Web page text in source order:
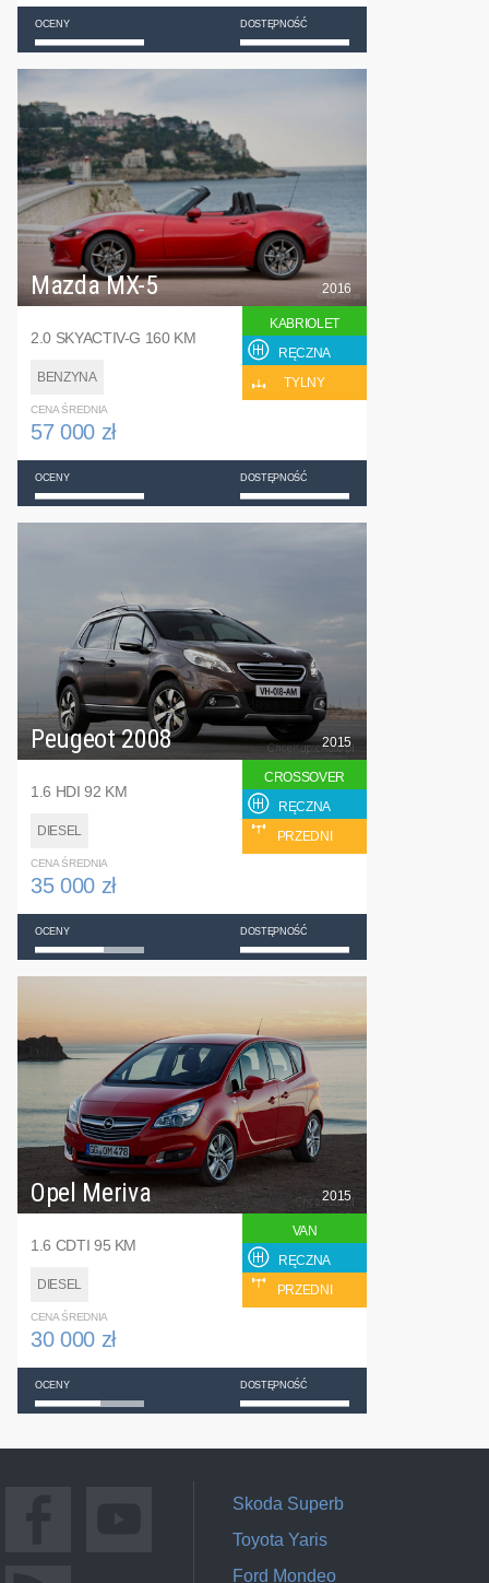
OCENY DOSTĘPNOŚĆ
Mazda MX-5
2.0 SKYACTIV-G 160 KM
BENZYNA
2016
KABRIOLET
RĘCZNA
TYLNY
CENA ŚREDNIA
57 000 zł
OCENY DOSTĘPNOŚĆ
Peugeot 2008
1.6 HDI 92 KM
DIESEL
2015
CROSSOVER
RĘCZNA
PRZEDNI
CENA ŚREDNIA
35 000 zł
OCENY DOSTĘPNOŚĆ
Opel Meriva
1.6 CDTI 95 KM
DIESEL
2015
VAN
RĘCZNA
PRZEDNI
CENA ŚREDNIA
30 000 zł
OCENY DOSTĘPNOŚĆ
Skoda Superb
Toyota Yaris
Ford Mondeo